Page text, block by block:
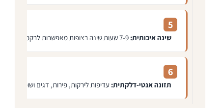
5
שינה איכותית:
6
תזונה אנטי-דלקתית: עדיפות לירקות, פירות, דגים ושומנים